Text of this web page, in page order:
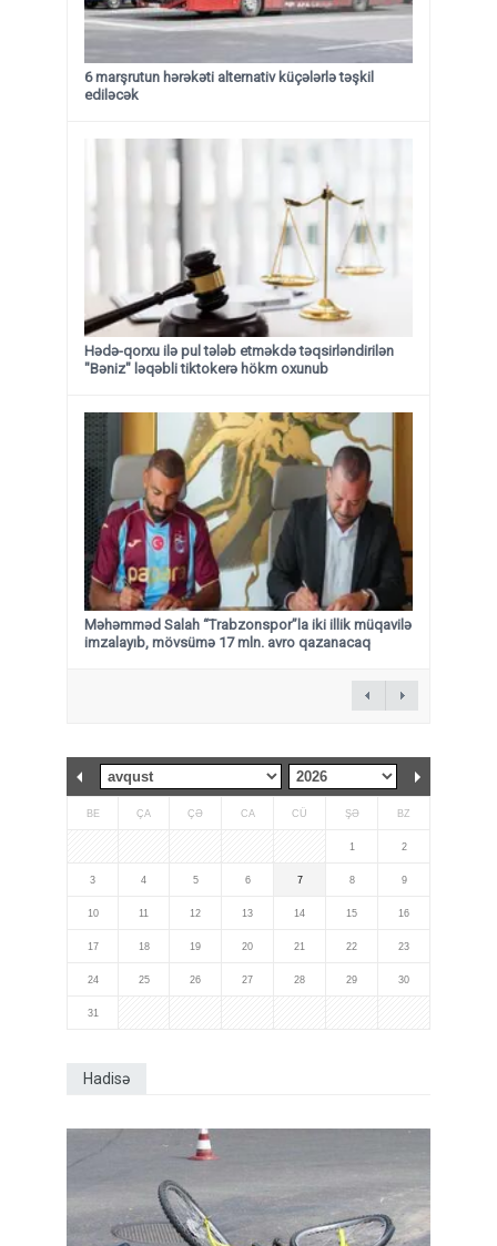
6 marşrutun hərəkəti alternativ küçələrlə təşkil
ediləcək
Hədə-qorxu ilə pul tələb etməkdə təqsirləndirilən
"Bəniz" ləqəbli tiktokerə hökm oxunub
Məhəmməd Salah “Trabzonspor”la iki illik müqavilə
imzalayıb, mövsümə 17 mln. avro qazanacaq
BE ÇA ÇƏ CA CÜ ŞƏ BZ
1 2
3 4 5 6 7 8 9
10 11 12 13 14 15 16
17 18 19 20 21 22 23
24 25 26 27 28 29 30
31
Hadisə